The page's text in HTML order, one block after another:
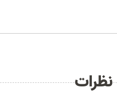
نظرات